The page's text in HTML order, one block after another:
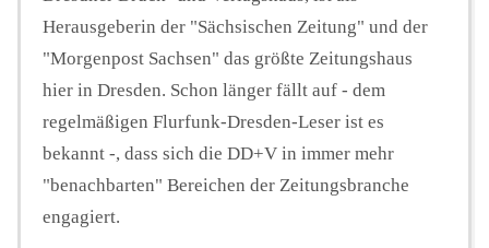
Herausgeberin der "Sächsischen Zeitung" und der
"Morgenpost Sachsen" das größte Zeitungshaus
hier in Dresden. Schon länger fällt auf - dem
regelmäßigen Flurfunk-Dresden-Leser ist es
bekannt -, dass sich die DD+V in immer mehr
"benachbarten" Bereichen der Zeitungsbranche
engagiert.